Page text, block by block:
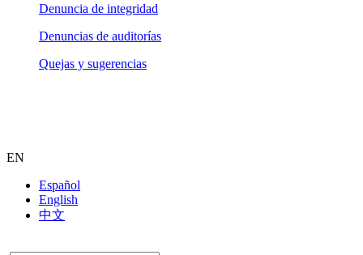
Denuncia de integridad
Denuncias de auditorías
Quejas y sugerencias
EN
Español
English
中文